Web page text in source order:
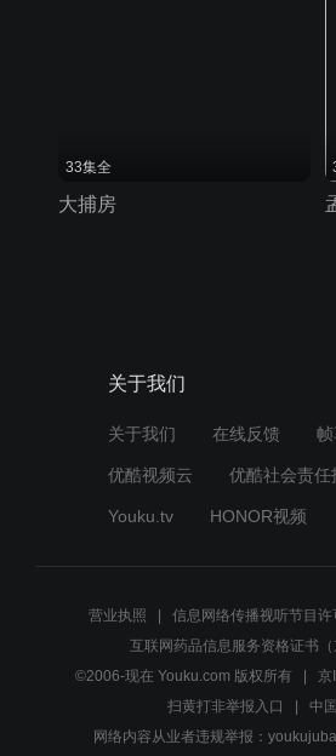
33集全
大捕房
关于我们
关于我们 在线反馈
优酷视频云 优酷社会责任
Youku.tv HONOR视频
营业执照 信息网络传播视听节目
互联网药品信息服务资格证书
©2006-现在 Youku.com 版权所有
京
扫黄打非举报入口
中
网络内容从业者违规举报：